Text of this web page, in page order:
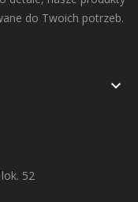
do Twoich potrzeb.

52